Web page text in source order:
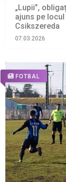
„Lupii”,
ajuns pe
Csikszereda
07.03.2026
FOTBAL